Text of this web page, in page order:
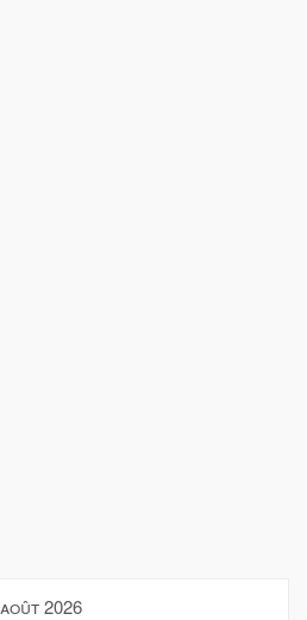
août 2026